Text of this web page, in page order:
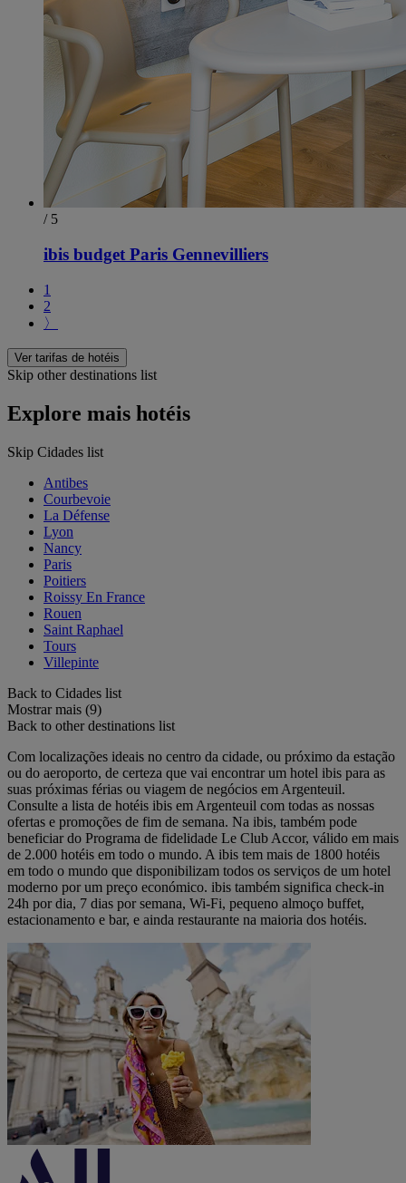
/ 5
ibis budget Paris Gennevilliers
1
2
〉
Ver tarifas de hotéis
Skip other destinations list
Explore mais hotéis
Skip Cidades list
Antibes
Courbevoie
La Défense
Lyon
Nancy
Paris
Poitiers
Roissy En France
Rouen
Saint Raphael
Tours
Villepinte
Back to Cidades list
Mostrar mais (9)
Back to other destinations list
Com localizações ideais no centro da cidade, ou próximo da estação
ou do aeroporto, de certeza que vai encontrar um hotel ibis para as
suas próximas férias ou viagem de negócios em Argenteuil.
Consulte a lista de hotéis ibis em Argenteuil com todas as nossas
ofertas e promoções de fim de semana. Na ibis, também pode
beneficiar do Programa de fidelidade Le Club Accor, válido em mais
de 2.000 hotéis em todo o mundo. A ibis tem mais de 1800 hotéis
em todo o mundo que disponibilizam todos os serviços de um hotel
moderno por um preço económico. ibis também significa check-in
24h por dia, 7 dias por semana, Wi-Fi, pequeno almoço buffet,
estacionamento e bar, e ainda restaurante na maioria dos hotéis.